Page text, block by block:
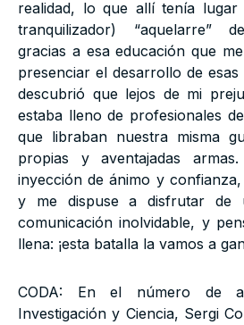
realidad, lo que allí tenía
tranquilizador) “aquelarre”
gracias a esa educación que
presenciar el desarrollo de esas
descubrió que lejos de mi
estaba lleno de profesionales
que libraban nuestra misma
propias y aventajadas
inyección de ánimo y
y me dispuse a disfrutar de
comunicación inolvidable, y
llena: ¡esta batalla la vamos a
CODA: En el número de
Investigación y Ciencia, Sergi